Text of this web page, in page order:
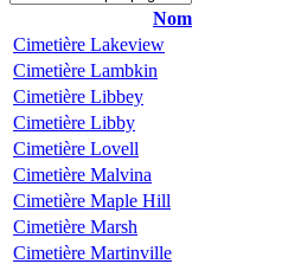
Nom
Cimetière Lakeview
Cimetière Lambkin
Cimetière Libbey
Cimetière Libby
Cimetière Lovell
Cimetière Malvina
Cimetière Maple Hill
Cimetière Marsh
Cimetière Martinville